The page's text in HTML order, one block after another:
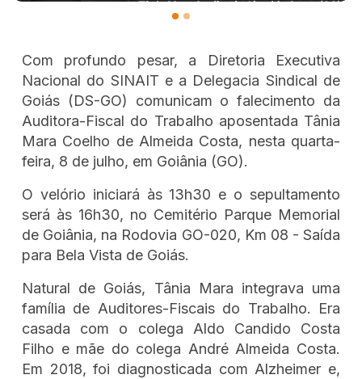
Com profundo pesar, a Diretoria Executiva
Nacional do SINAIT e a Delegacia Sindical de
Goiás (DS-GO) comunicam o falecimento da
Auditora-Fiscal do Trabalho aposentada Tânia
Mara Coelho de Almeida Costa, nesta quarta-
feira, 8 de julho, em Goiânia (GO).
O velório iniciará às 13h30 e o sepultamento
será às 16h30, no Cemitério Parque Memorial
de Goiânia, na Rodovia GO-020, Km 08 - Saída
para Bela Vista de Goiás.
Natural de Goiás, Tânia Mara integrava uma
família de Auditores-Fiscais do Trabalho. Era
casada com o colega Aldo Candido Costa
Filho e mãe do colega André Almeida Costa.
Em 2018, foi diagnosticada com Alzheimer e,